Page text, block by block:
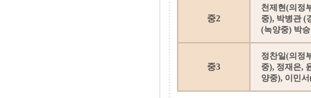
중2
천제현(의정
중), 박병관 (
(녹양중) 박
중3
정찬일(의정
중), 정재은,
양중), 이민